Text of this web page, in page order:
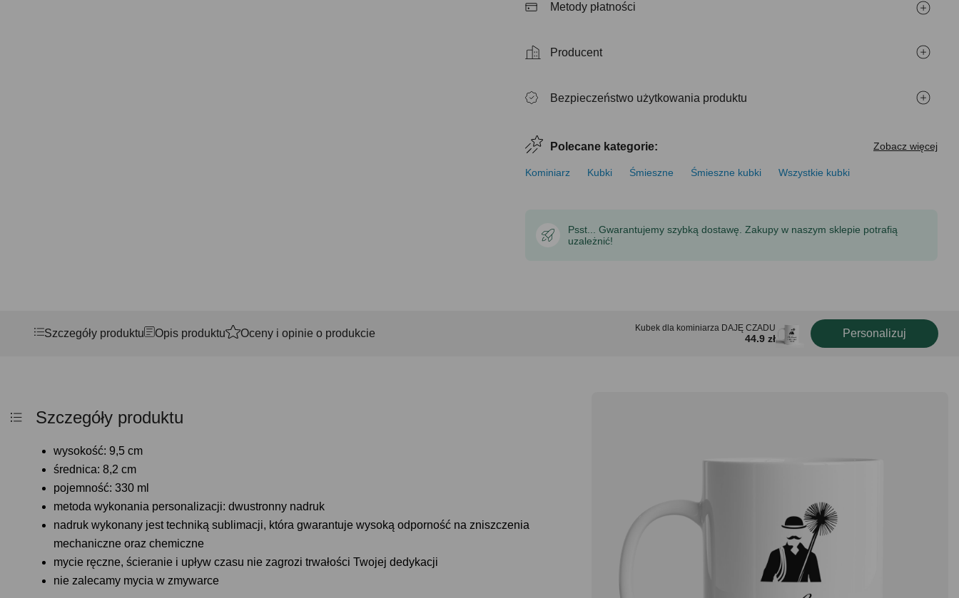
Metody płatności
Producent
Bezpieczeństwo użytkowania produktu
Polecane kategorie: Zobacz więcej
Kominiarz Kubki Śmieszne Śmieszne kubki Wszystkie kubki
Psst... Gwarantujemy szybką dostawę. Zakupy w naszym sklepie potrafią
uzależnić!
Szczegóły produktu Opis produktu Oceny i opinie o produkcie Kubek dla kominiarza DAJĘ CZADU
44.9 zł Personalizuj
Szczegóły produktu
wysokość: 9,5 cm
średnica: 8,2 cm
pojemność: 330 ml
metoda wykonania personalizacji: dwustronny nadruk
nadruk wykonany jest techniką sublimacji, która gwarantuje wysoką odporność na zniszczenia
mechaniczne oraz chemiczne
mycie ręczne, ścieranie i upływ czasu nie zagrozi trwałości Twojej dedykacji
nie zalecamy mycia w zmywarce